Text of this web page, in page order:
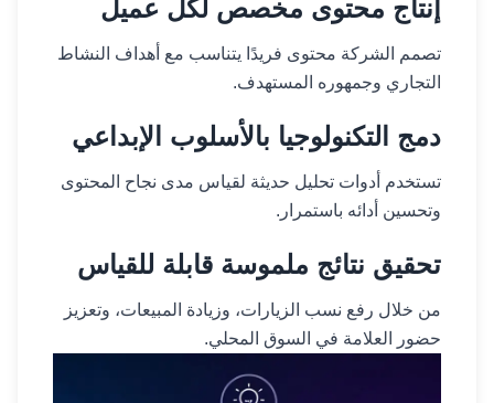
إنتاج محتوى مخصص لكل عميل
تصمم الشركة محتوى فريدًا يتناسب مع أهداف النشاط
التجاري وجمهوره المستهدف.
دمج التكنولوجيا بالأسلوب الإبداعي
تستخدم أدوات تحليل حديثة لقياس مدى نجاح المحتوى
وتحسين أدائه باستمرار.
تحقيق نتائج ملموسة قابلة للقياس
من خلال رفع نسب الزيارات، وزيادة المبيعات، وتعزيز
حضور العلامة في السوق المحلي.